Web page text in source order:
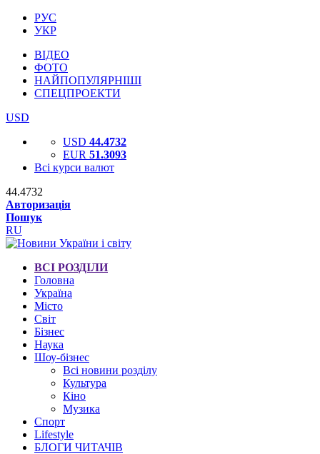
РУС
УКР
ВІДЕО
ФОТО
НАЙПОПУЛЯРНІШІ
СПЕЦПРОЕКТИ
USD
USD 44.4732
EUR 51.3093
Всі курси валют
44.4732
Авторизація
Пошук
RU
ВСІ РОЗДІЛИ
Головна
Україна
Місто
Світ
Бізнес
Наука
Шоу-бізнес
Всі новини розділу
Культура
Кіно
Музика
Спорт
Lifestyle
БЛОГИ ЧИТАЧІВ